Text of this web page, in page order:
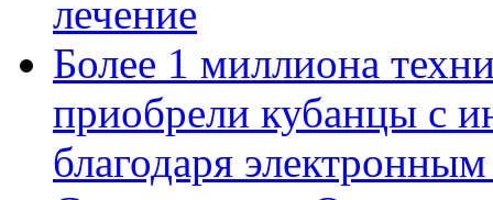
лечение
Более 1 миллиона
приобрели кубанцы с
благодаря